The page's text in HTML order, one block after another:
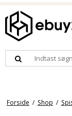
Forside / Shop /